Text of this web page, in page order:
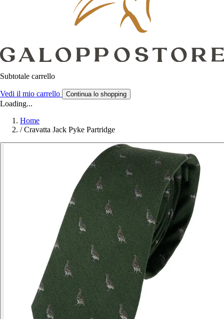
Subtotale carrello
Vedi il mio carrello Continua lo shopping
Loading...
Home
/ Cravatta Jack Pyke Partridge